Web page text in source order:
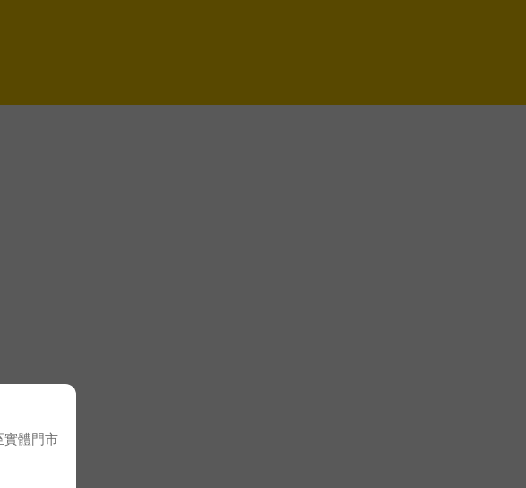
實體門市